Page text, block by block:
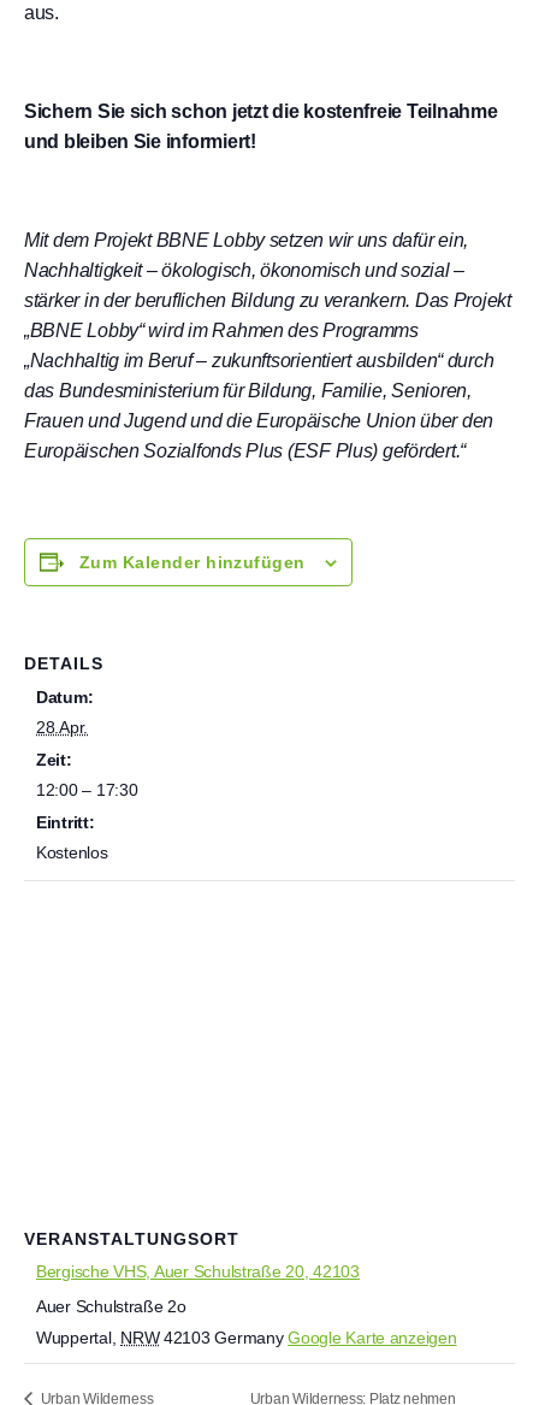
aus.
Sichern Sie sich schon jetzt die kostenfreie Teilnahme
und bleiben Sie informiert!
Mit dem Projekt BBNE Lobby setzen wir uns dafür ein,
Nachhaltigkeit – ökologisch, ökonomisch und sozial –
stärker in der beruflichen Bildung zu verankern. Das Projekt
„BBNE Lobby“ wird im Rahmen des Programms
„Nachhaltig im Beruf – zukunftsorientiert ausbilden“ durch
das Bundesministerium für Bildung, Familie, Senioren,
Frauen und Jugend und die Europäische Union über den
Europäischen Sozialfonds Plus (ESF Plus) gefördert.“
Zum Kalender hinzufügen
DETAILS
Datum:
28.Apr.
Zeit:
12:00 – 17:30
Eintritt:
Kostenlos
VERANSTALTUNGSORT
Bergische VHS, Auer Schulstraße 20, 42103
Auer Schulstraße 2o
Wuppertal, NRW 42103 Germany Google Karte anzeigen
Urban Wilderness Urban Wilderness: Platz nehmen